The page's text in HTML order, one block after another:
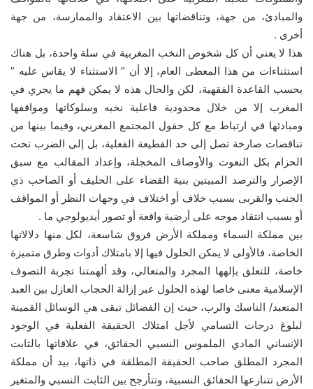
والمبادئ، من جهة، وتناقضاتها بين الاعتقاد والممارسة، من جهة
أخرى .
هذا لا يعني أن كل شخوص النخب المغربية في سلة واحدة، بل هناك
استثناءات من هذا المعطى العام، إلا أن ” الاستثناء لا يقاس عليه ”
بحسب القاعدة الفقهية، لكن والحال هذه لا يمكن فهم ما يجري في
المغرب إلا من خلال محدودية فاعلية نخبه وسلوكاتها ومواقفها
ومبادئها في ارتباط مع كل حقول المجتمع المغربي، وفيما بينها من
تناقضات صارخة تصل إلى حد القطيعة الفعلية، بل إلى الضرب تحت
الحزام بكل النعوت والأوصاف المخجلة، وإعداد المقالب مع سبق
الإصرار والترصد المبيتين بنية القضاء على الحليف أو الصاحب ذي
الجنب والقربى بسبب خلاف أو اختلاف في وجهات النظر أو المواقف
أو بسبب انتقاد موجه على أرضية واقعة أو تصور أيديولوجي ما .
بين مملكة السماء ومملكة الأرض فروق شاسعة، لكل منها دلالاتها
الخاصة، فالأولى لا يمكن الحلول فيها إلا بامتلاك أدوات وطرق متميزة
خاصة، للتعلق بإلهها المجرد والمتعالي، وقد ألهمتنا تجربة التصوف
الإسلامية معنى خاصا لهذه الحلول عبر إزالة الحجاب العازل بين العبد
المتعبد/ الناسك والرب، حيث إن الفضائل تبقى هي الوسائل القمينة
لبلوغ درجات التسامي لأجل امتلاك الحقيقة الفعلية في الوجود
الإنساني المادي الملموس النسبي الحقائق، في علاقاتها بالثابت
المجرد المطلق صاحب الحقيقة المطلقة في ذاتها، بيد أن مملكة
الأرض تتنازعها الحقائق النسبية، وتتأرجح بين الثابت النسبي والمتغير